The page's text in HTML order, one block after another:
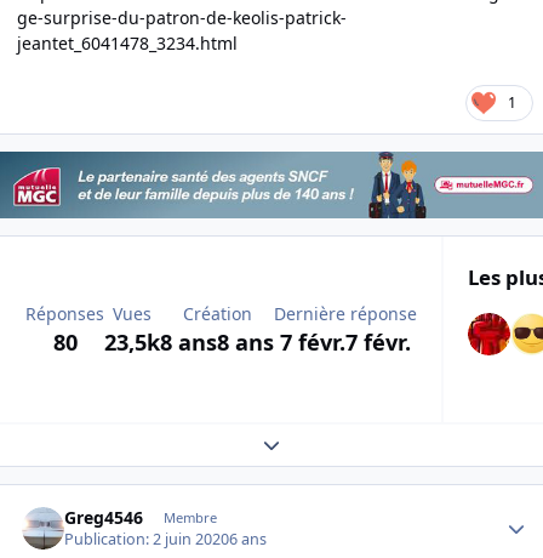
ge-surprise-du-patron-de-keolis-patrick-
jeantet_6041478_3234.html
1
Réponses
80
Vues
23,5k
Création
8 ans8 ans
Dernière réponse
7 févr.7 févr.
Les
Expand topic overview
Greg4546 Membre
Publication:2 juin 20206 ans